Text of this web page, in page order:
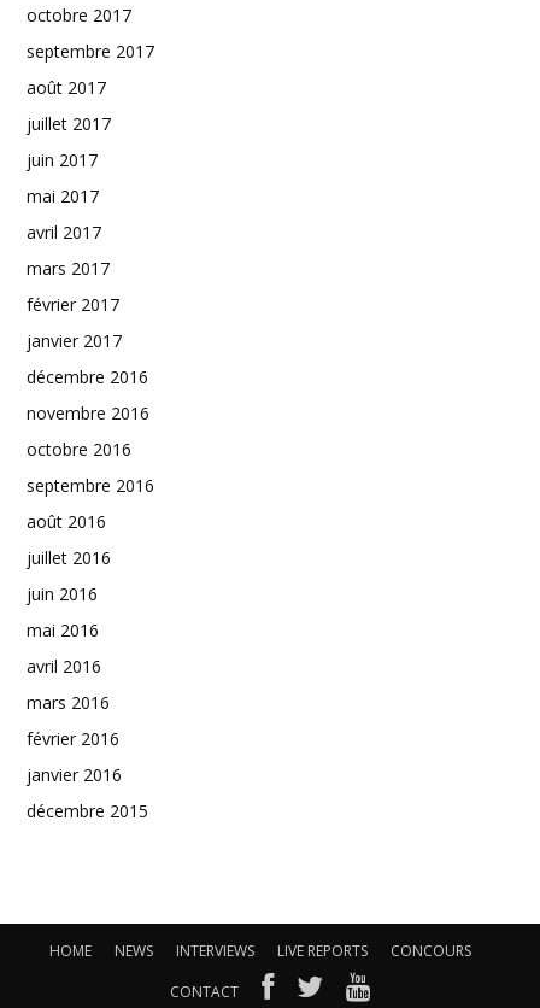
octobre 2017
septembre 2017
août 2017
juillet 2017
juin 2017
mai 2017
avril 2017
mars 2017
février 2017
janvier 2017
décembre 2016
novembre 2016
octobre 2016
septembre 2016
août 2016
juillet 2016
juin 2016
mai 2016
avril 2016
mars 2016
février 2016
janvier 2016
décembre 2015
HOME NEWS INTERVIEWS LIVE REPORTS
CONCOURS
CONTACT